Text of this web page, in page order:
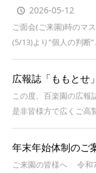
2026-05-12
ご面会(ご来園)時のマ
(5/13)より”個人の判断
広報誌「ももと
この度、百楽園の広報
是非皆様方で広くご高
年末年始体制のご
ご来園の皆様へ 令和7